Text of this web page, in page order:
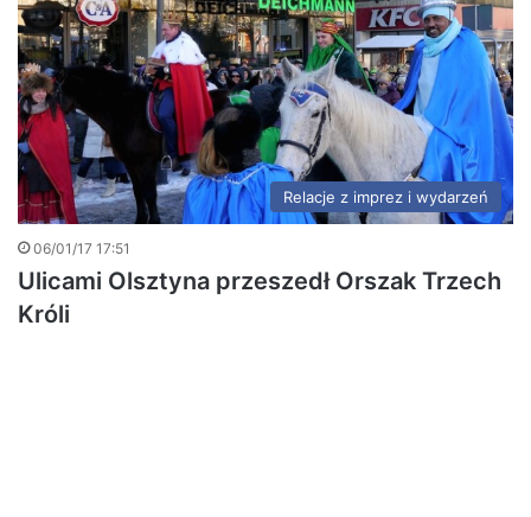
Relacje z imprez i wydarzeń
06/01/17 17:51
Ulicami Olsztyna przeszedł Orszak Trzech
Króli